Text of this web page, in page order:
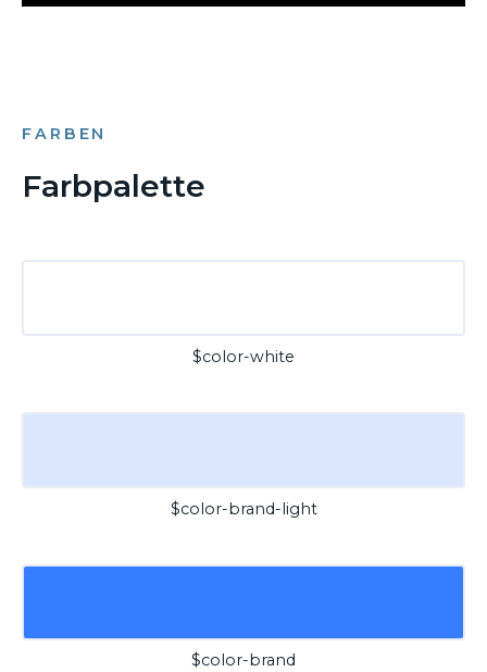
FARBEN
Farbpalette
$color-white
$color-brand-light
$color-brand